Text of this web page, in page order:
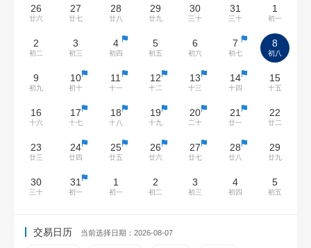
26
廿六
27
廿七
28
廿八
29
廿九
30
三十
31
三十
1
初一
2
初二
3
初三
4
初四
5
初五
6
初六
7
初七
8
初八
9
初九
10
初十
11
十一
12
十二
13
十三
14
十四
15
十五
16
十六
17
十七
18
十八
19
十九
20
二十
21
廿一
22
廿二
23
廿三
24
廿四
25
廿五
26
廿六
27
廿七
28
廿八
29
廿九
30
三十
31
初一
1
初一
2
初二
3
初三
4
初四
5
初五
交易日历 当前选择日期：2026-08-07